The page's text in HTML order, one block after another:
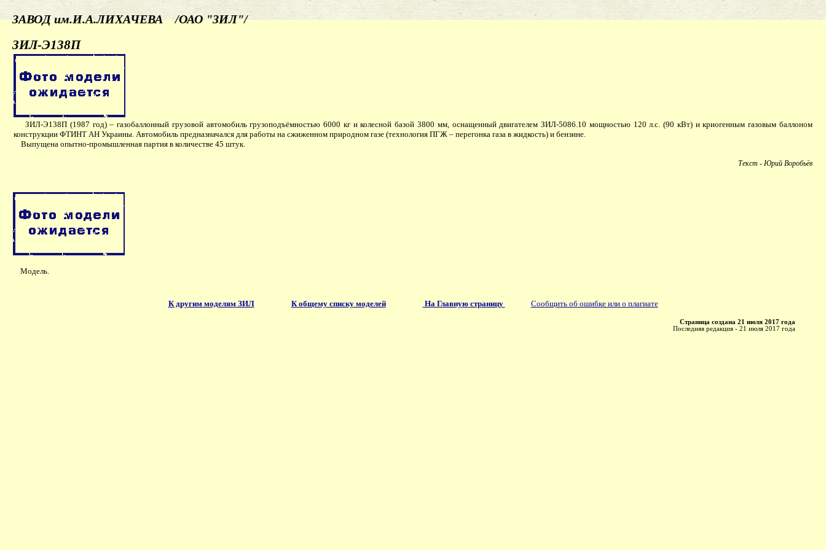
ЗАВОД им.И.А.ЛИХАЧЕВА /ОАО "ЗИЛ"/
ЗИЛ-Э138П
ЗИЛ-Э138П (1987 год) – газобаллонный грузовой автомобиль грузоподъёмностью 6000 кг и колесной базой 3800 мм, оснащенный двигателем ЗИЛ-5086.10 мощностью 120 л.с. (90 кВт) и криогенным газовым баллоном
конструкции ФТИНТ АН Украины. Автомобиль предназначался для работы на сжиженном природном газе (технология ПГЖ – перегонка газа в жидкость) и бензине.
Выпущена опытно-промышленная партия в количестве 45 штук.
Текст - Юрий Воробьёв
Модель.
К другим моделям ЗИЛ К общему списку моделей На Главную страницу Сообщить об ошибке или о плагиате
Страница создана 21 июля 2017 года
Последняя редакция - 21 июля 2017 года